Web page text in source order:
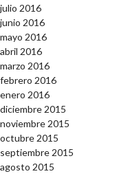
julio 2016
junio 2016
mayo 2016
abril 2016
marzo 2016
febrero 2016
enero 2016
diciembre 2015
noviembre 2015
octubre 2015
septiembre 2015
agosto 2015